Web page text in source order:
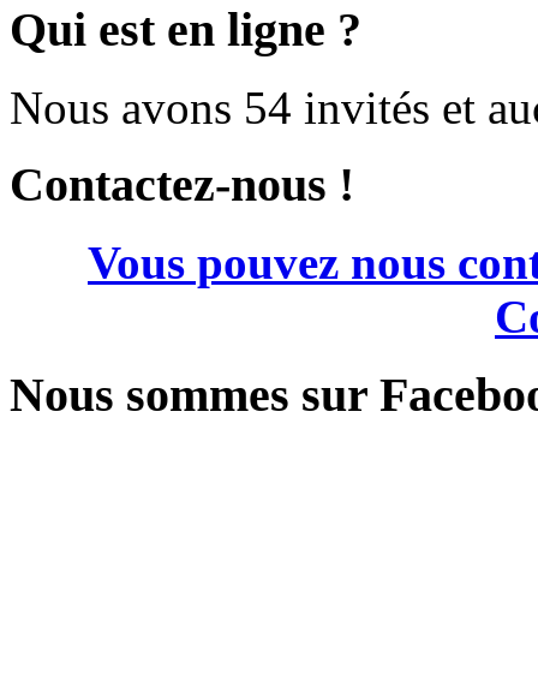
Qui est en ligne ?
Nous avons 54 invités et
Contactez-nous !
Vous pouvez nous
Nous sommes sur